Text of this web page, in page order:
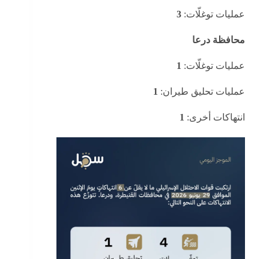
عمليات توغلّات: 3
محافظة درعا
عمليات توغلّات: 1
عمليات تحليق طيران: 1
انتهاكات أخرى: 1